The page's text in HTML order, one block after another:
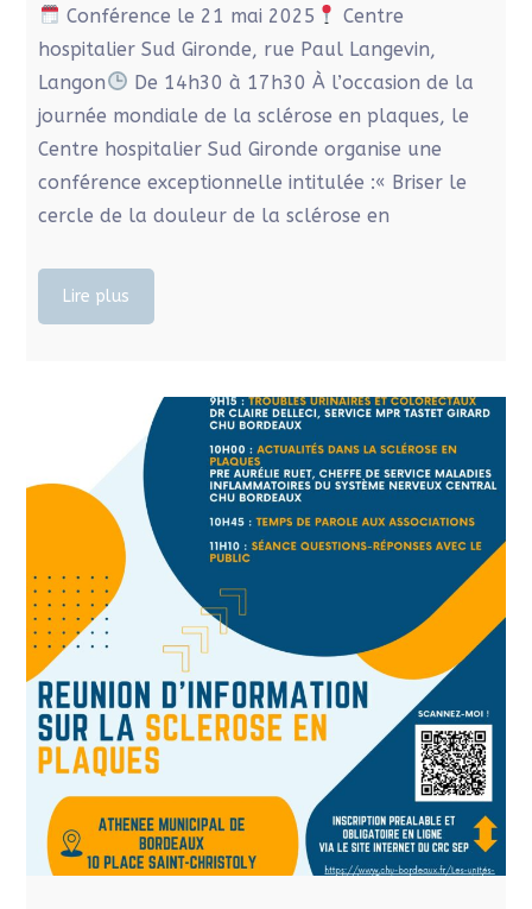
Conférence le 21 mai 2025
Centre
hospitalier Sud Gironde, rue Paul Langevin,
Langon
De 14h30 à 17h30 À l’occasion de la
journée mondiale de la sclérose en plaques, le
Centre hospitalier Sud Gironde organise une
conférence exceptionnelle intitulée :« Briser le
cercle de la douleur de la sclérose en
Lire plus